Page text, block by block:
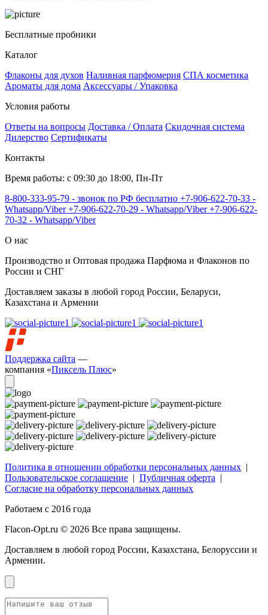
Бесплатные пробники
Каталог
Флаконы для духов Наливная парфюмерия СПА косметика
Ароматы для дома Аксессуары / Упаковка
Условия работы
Ответы на вопросы Доставка / Оплата Скидочная система
Дилерство Сертификаты
Контакты
Время работы: с 09:30 до 18:00, Пн-Пт
8-800-333-95-79 - звонок по РФ бесплатно +7-906-622-70-33 -
Whatsapp/Viber+7-906-622-70-29 - Whatsapp/Viber+7-906-622-
70-32 - Whatsapp/Viber
О нас
Производство и Оптовая продажа Парфюма и Флаконов по
России и СНГ
Доставляем заказы в любой город России, Беларуси,
Казахстана и Армении
Поддержка сайта —
компания «Пиксель Плюс»
Политика в отношении обработки персональных данных |
Пользовательское соглашение | Публичная оферта |
Согласие на обработку персональных данных
Работаем с 2016 года
Flacon-Opt.ru © 2026 Все права защищены.
Доставляем в любой город России, Казахстана, Белоруссии и
Армении.